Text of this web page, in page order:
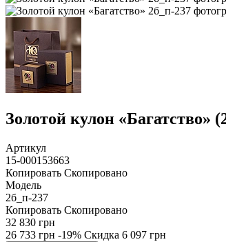
Золотой кулон «Багатство»
Артикул
15-000153663
Копировать Скопировано
Модель
2б_п-237
Копировать Скопировано
32 830 грн
26 733 грн -19% Скидка 6 097 грн